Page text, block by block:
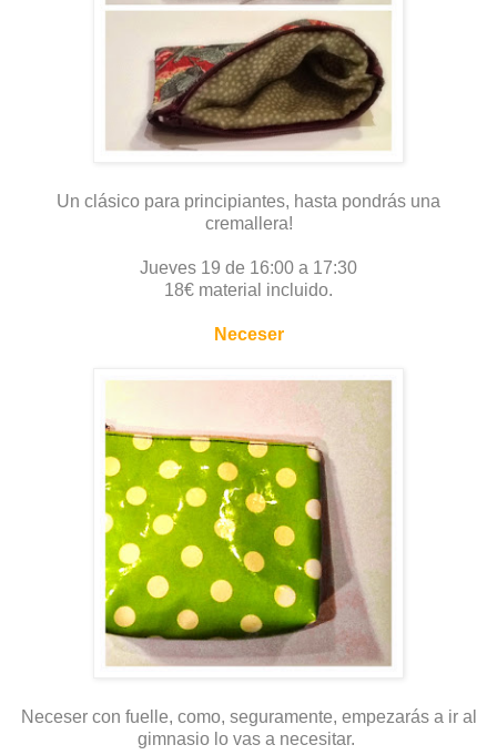
Un clásico para principiantes, hasta pondrás una
cremallera!
Jueves 19 de 16:00 a 17:30
18€ material incluido.
Neceser
Neceser con fuelle, como, seguramente, empezarás a ir al
gimnasio lo vas a necesitar.